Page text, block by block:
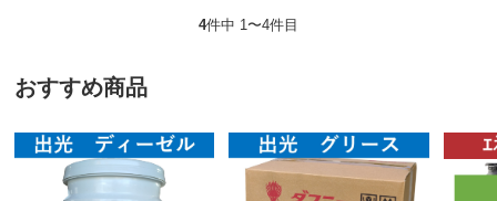
4件中 1〜4件目
おすすめ商品